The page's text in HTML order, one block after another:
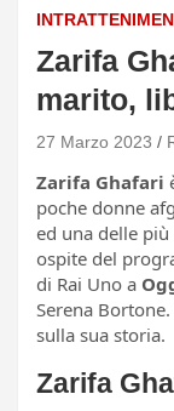
Zarifa
marito,
27 Marzo 2023
Zarifa Ghafari
poche donne
ed una delle
ospite del
di Rai Uno a
Serena
sulla sua storia.
Zarifa